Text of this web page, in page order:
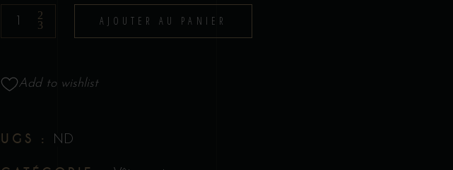
Shirt
Collection
James
AJOUTER AU PANIER
Add to wishlist
UGS : ND